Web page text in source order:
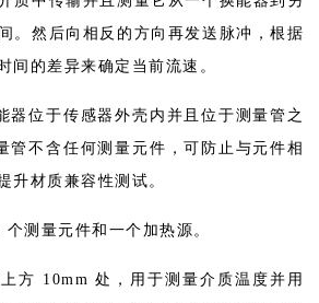
。然后向相反的方向再发送脉冲，根据
间的差异来确定当前流速。
器位于传感器外壳内并且位于测量管之
管不含任何测量元件，可防止与元件相
升材质兼容性测试。
测量元件和一个加热源。
方 10mm 处，用于测量介质温度并用